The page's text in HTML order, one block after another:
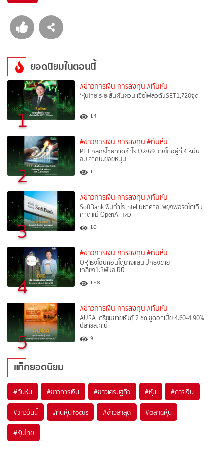
ยอดนิยมในตอนนี้
1
#ข่าวการเงิน การลงทุน #ทันหุ้น
‘หุ้นไทย’ระยะสั้นผันผวน เชื่อโฟลว์ดันSET1,720จุด
14
2
#ข่าวการเงิน การลงทุน #ทันหุ้น
PTT กสิกรไทยคาดกำไร Q2/69 เติบโตอยู่ที่ 4 หมื่น
ลบ.จากบ.ย่อยหนุน
11
3
#ข่าวการเงิน การลงทุน #ทันหุ้น
SoftBank ฟันกำไร Intel มหาศาล! พยุงพอร์ตโตเกิน
คาด แม้ OpenAI แผ่ว
10
4
#ข่าวการเงิน การลงทุน #ทันหุ้น
ORIเร่งโอนคอนโดบางแสน ปักธงขาย
เกลี้ยง1.3พันล.ปีนี้
158
5
#ข่าวการเงิน การลงทุน #ทันหุ้น
AURA เตรียมขายหุ้นกู้ 2 ชุด ชูดอกเบี้ย 4.60-4.90%
ปลายส.ค.นี้
9
แท็กยอดนิยม
#ทันหุ้น #ข่าวการเงิน #ข่าวเศรษฐกิจ #หุ้น #การเงิน
#ข่าววันนี้ #ทันหุ้น focus #ข่าวล่าสุด #ตลาดหุ้น
#หุ้นไทย